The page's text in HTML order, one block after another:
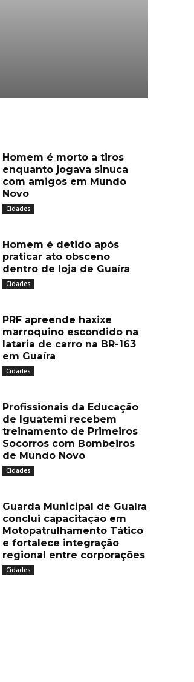
Homem é morto a tiros
enquanto jogava sinuca
com amigos em Mundo
Novo
Cidades
Homem é detido após
praticar ato obsceno
dentro de loja de Guaíra
Cidades
PRF apreende haxixe
marroquino escondido na
lataria de carro na BR-163
em Guaíra
Cidades
Profissionais da Educação
de Iguatemi recebem
treinamento de Primeiros
Socorros com Bombeiros
de Mundo Novo
Cidades
Guarda Municipal de Guaíra
conclui capacitação em
Motopatrulhamento Tático
e fortalece integração
regional entre corporações
Cidades